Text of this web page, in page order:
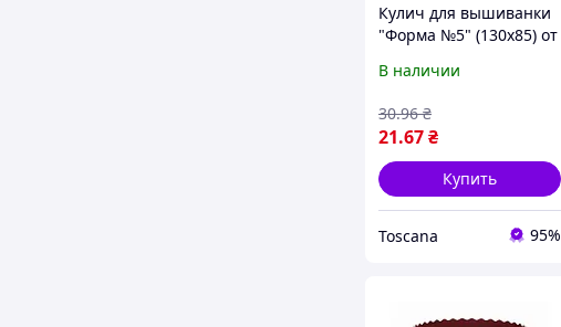
Кулич для вышиванки
"Форма №5" (130х85) от
В наличии
21.67₴
30.96 ₴
Купить
Toscana 95%